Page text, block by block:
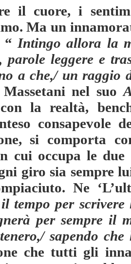
il cuore, i
Ma un
“Intingo allora la
parole leggere e
a che,/ un raggio
Massetani nel suo
la realtà,
consapevole
si comporta
cui occupa le
giro sia sempre
Ne
tempo per
per sempre il
sapendo
che tutti gli